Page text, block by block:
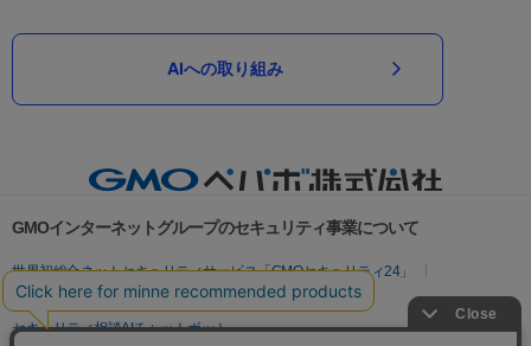
AIへの取り組み
GMOインターネットグループのセキュリティ事業について
世界初総合ネットセキュリティサービス「GMOセキュリティ24」
パスワード漏洩診断
Webサイトリスク診断
セキュリティ相談AIチャットボット